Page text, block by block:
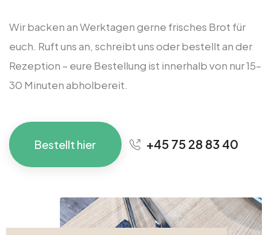
Wir backen an Werktagen gerne frisches Brot für
euch. Ruft uns an, schreibt uns oder bestellt an der
Rezeption – eure Bestellung ist innerhalb von nur 15–
30 Minuten abholbereit.
Bestellt hier +45 75 28 83 40